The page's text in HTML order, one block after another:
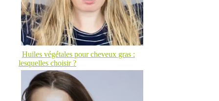
Huiles végétales pour cheveux gras :
lesquelles choisir ?